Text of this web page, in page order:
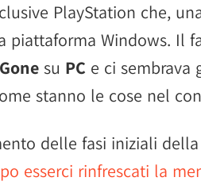
PlayStation che,
piattaforma Windows. Il
su PC e ci sembrava
stanno le cose nel
delle fasi iniziali
esserci rinfrescati la